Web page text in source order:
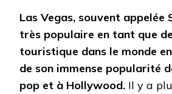
Las Vegas, souvent appelée
très populaire en tant que
touristique dans le monde
de son immense popularité
pop et à Hollywood. Il y a